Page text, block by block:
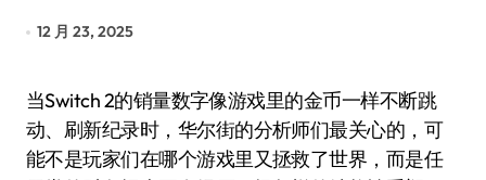
12 月 23, 2025
当Switch 2的销量数字像游戏里的金币一样不断跳
动、刷新纪录时，华尔街的分析师们最关心的，可
能不是玩家们在哪个游戏里又拯救了世界，而是任